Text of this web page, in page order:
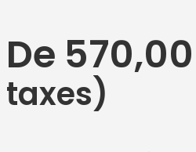
De 570,00
taxes)